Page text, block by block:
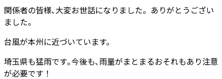
時
:
関係者の皆様､大変お世話になりました。ありがとうござい
ました。
台風が本州に近づいています。
埼玉県も猛雨です｡今後も､雨量がまとまるおそれもあり注意
が必要です！